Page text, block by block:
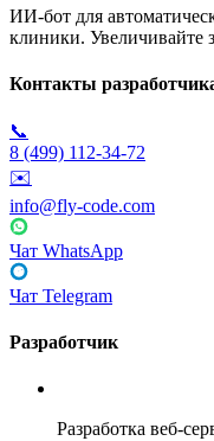
ИИ-бот для
клиники. Увеличивайте
Контакты
📞
8 (499) 112-34-72
✉️
info@fly-code.com
Чат WhatsApp
Чат Telegram
Разработчик
Разработка веб-